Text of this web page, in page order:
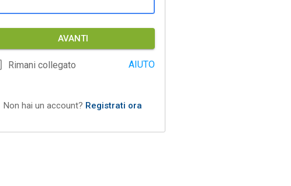
AVANTI
Rimani collegato AIUTO
Non hai un account? Registrati ora